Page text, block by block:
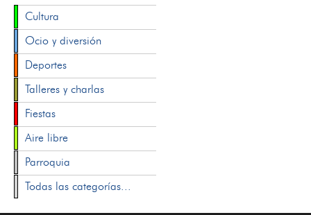
Cultura
Ocio y diversión
Deportes
Talleres y charlas
Fiestas
Aire libre
Parroquia
Todas las categorías...